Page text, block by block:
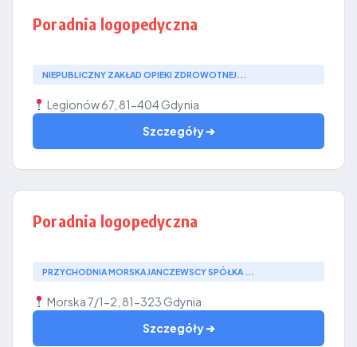
Poradnia logopedyczna
NIEPUBLICZNY ZAKŁAD OPIEKI ZDROWOTNEJ...
Legionów 67, 81-404 Gdynia
Szczegóły ➔
Poradnia logopedyczna
PRZYCHODNIA MORSKA JANCZEWSCY SPÓŁKA ...
Morska 7/1-2, 81-323 Gdynia
Szczegóły ➔